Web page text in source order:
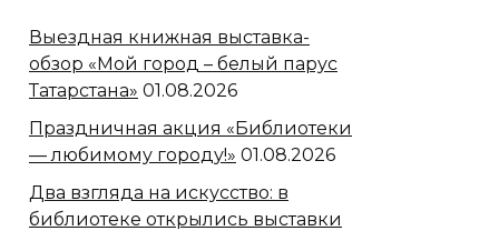
Выездная книжная выставка-
обзор «Мой город – белый парус
Татарстана» 01.08.2026
Праздничная акция «Библиотеки
— любимому городу!» 01.08.2026
Два взгляда на искусство: в
библиотеке открылись выставки